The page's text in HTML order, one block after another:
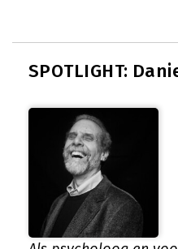
SPOTLIGHT: